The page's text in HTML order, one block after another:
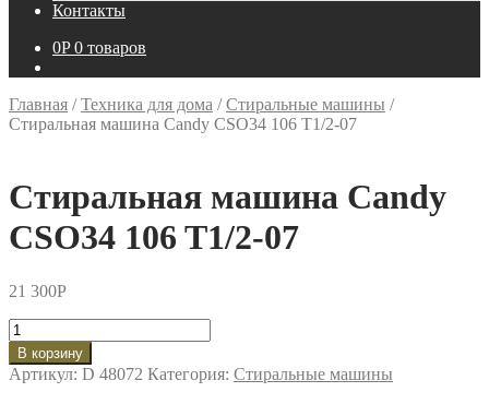
Контакты
0P 0 товаров
Главная /Техника для дома /Стиральные машины /
Стиральная машина Candy CSO34 106 T1/2-07
Стиральная машина Candy
CSO34 106 T1/2-07
21 300P
Количество
товара
Стиральная
машина
В корзину
Артикул: D 48072 Категория: Стиральные машины